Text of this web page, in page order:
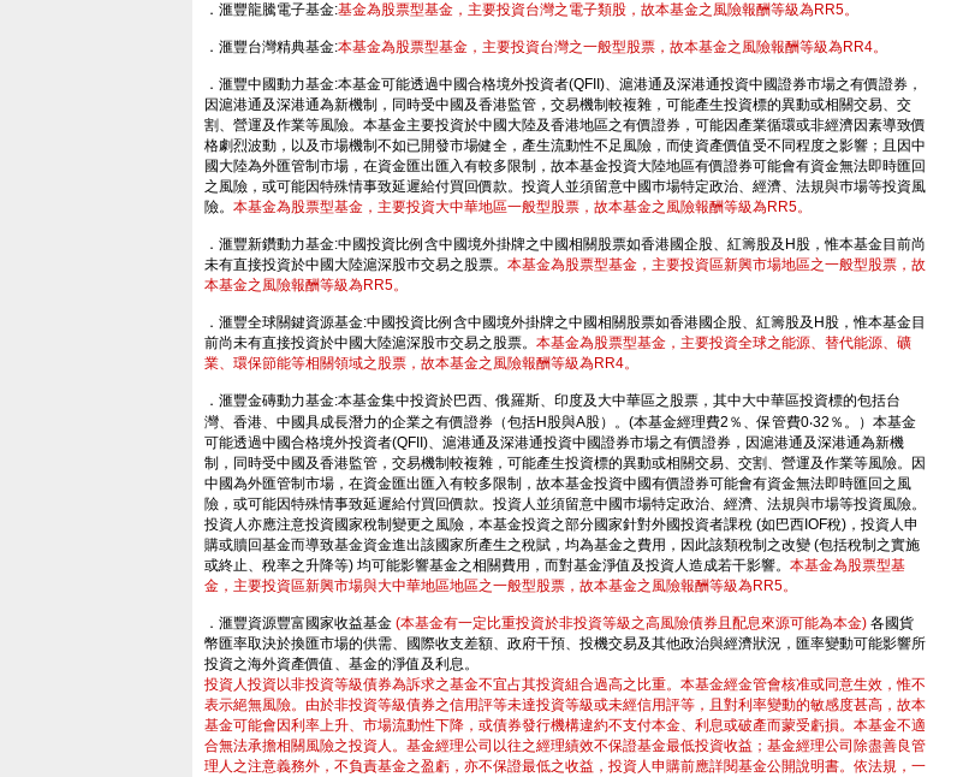
．滙豐龍騰電子基金:基金為股票型基金，主要投資台灣之電子類股，故本基金之風險報酬等級為RR5。
．滙豐台灣精典基金:本基金為股票型基金，主要投資台灣之一般型股票，故本基金之風險報酬等級為RR4。
．滙豐中國動力基金:本基金可能透過中國合格境外投資者(QFII)、滬港通及深港通投資中國證券市場之有價證券，
因滬港通及深港通為新機制，同時受中國及香港監管，交易機制較複雜，可能產生投資標的異動或相關交易、交
割、營運及作業等風險。本基金主要投資於中國大陸及香港地區之有價證券，可能因產業循環或非經濟因素導致價
格劇烈波動，以及市場機制不如已開發市場健全，產生流動性不足風險，而使資產價值受不同程度之影響；且因中
國大陸為外匯管制市場，在資金匯出匯入有較多限制，故本基金投資大陸地區有價證券可能會有資金無法即時匯回
之風險，或可能因特殊情事致延遲給付買回價款。投資人並須留意中國巿場特定政治、經濟、法規與巿場等投資風
險。 本基金為股票型基金，主要投資大中華地區一般型股票，故本基金之風險報酬等級為RR5。
．滙豐新鑽動力基金:中國投資比例含中國境外掛牌之中國相關股票如香港國企股、紅籌股及H股，惟本基金目前尚
未有直接投資於中國大陸滬深股巿交易之股票。 本基金為股票型基金，主要投資區新興市場地區之一般型股票，故
本基金之風險報酬等級為RR5。
．滙豐全球關鍵資源基金:中國投資比例含中國境外掛牌之中國相關股票如香港國企股、紅籌股及H股，惟本基金目
前尚未有直接投資於中國大陸滬深股巿交易之股票。 本基金為股票型基金，主要投資全球之能源、替代能源、礦
業、環保節能等相關領域之股票，故本基金之風險報酬等級為RR4。
．滙豐金磚動力基金:本基金集中投資於巴西、俄羅斯、印度及大中華區之股票，其中大中華區投資標的包括台
灣、香港、中國具成長潛力的企業之有價證券（包括H股與A股）。(本基金經理費2％、保管費0‧32％。）本基金
可能透過中國合格境外投資者(QFII)、滬港通及深港通投資中國證券市場之有價證券，因滬港通及深港通為新機
制，同時受中國及香港監管，交易機制較複雜，可能產生投資標的異動或相關交易、交割、營運及作業等風險。因
中國為外匯管制市場，在資金匯出匯入有較多限制，故本基金投資中國有價證券可能會有資金無法即時匯回之風
險，或可能因特殊情事致延遲給付買回價款。投資人並須留意中國巿場特定政治、經濟、法規與巿場等投資風險。
投資人亦應注意投資國家稅制變更之風險，本基金投資之部分國家針對外國投資者課稅 (如巴西IOF稅)，投資人申
購或贖回基金而導致基金資金進出該國家所產生之稅賦，均為基金之費用，因此該類稅制之改變 (包括稅制之實施
或終止、稅率之升降等) 均可能影響基金之相關費用，而對基金淨值及投資人造成若干影響。 本基金為股票型基
金，主要投資區新興市場與大中華地區地區之一般型股票，故本基金之風險報酬等級為RR5。
．滙豐資源豐富國家收益基金 (本基金有一定比重投資於非投資等級之高風險債券且配息來源可能為本金) 各國貨
幣匯率取決於換匯市場的供需、國際收支差額、政府干預、投機交易及其他政治與經濟狀況，匯率變動可能影響所
投資之海外資產價值、基金的淨值及利息。
投資人投資以非投資等級債券為訴求之基金不宜占其投資組合過高之比重。本基金經金管會核准或同意生效，惟不
表示絕無風險。由於非投資等級債券之信用評等未達投資等級或未經信用評等，且對利率變動的敏感度甚高，故本
基金可能會因利率上升、市場流動性下降，或債券發行機構違約不支付本金、利息或破產而蒙受虧損。本基金不適
合無法承擔相關風險之投資人。基金經理公司以往之經理績效不保證基金最低投資收益；基金經理公司除盡善良管
理人之注意義務外，不負責基金之盈虧，亦不保證最低之收益，投資人申購前應詳閱基金公開說明書。依法規，一